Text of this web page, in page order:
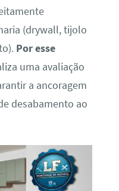
(drywall, tijolo
Por esse
uma avaliação
a ancoragem
desabamento ao